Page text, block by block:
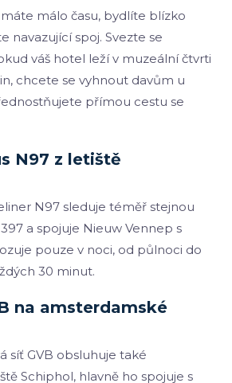
málo času, bydlíte blízko
navazující spoj. Svezte se
váš hotel leží v muzeální čtvrti
chcete se vyhnout davům u
přímou cestu se
N97 z letiště
N97 sleduje téměř stejnou
a spojuje Nieuw Vennep s
pouze v noci, od půlnoci do
30 minut.
na amsterdamské
síť GVB obsluhuje také
Schiphol, hlavně ho spojuje s